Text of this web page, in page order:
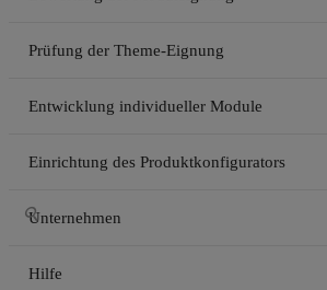
Prüfung der Theme-Eignung
Entwicklung individueller Module
Einrichtung des Produktkonfigurators
Unternehmen
Hilfe
